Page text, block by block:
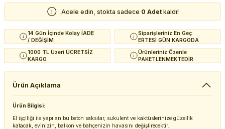
Acele edin, stokta sadece 0 Adet kaldı!
14 Gün İçinde Kolay İADE
/ DEĞİŞİM
Siparişleriniz En Geç
ERTESİ GÜN KARGODA
1000 TL Üzeri ÜCRETSİZ
KARGO
Ürünleriniz Özenle
PAKETLENMEKTEDİR
Ürün Açıklama
Ürün Bilgisi:
El işçiliği ile yapılan bu beton saksılar, sukulent ve kaktüslerinize güzellik
katacak, evinizin, balkon ve bahçenizin havasını değiştirecektir.